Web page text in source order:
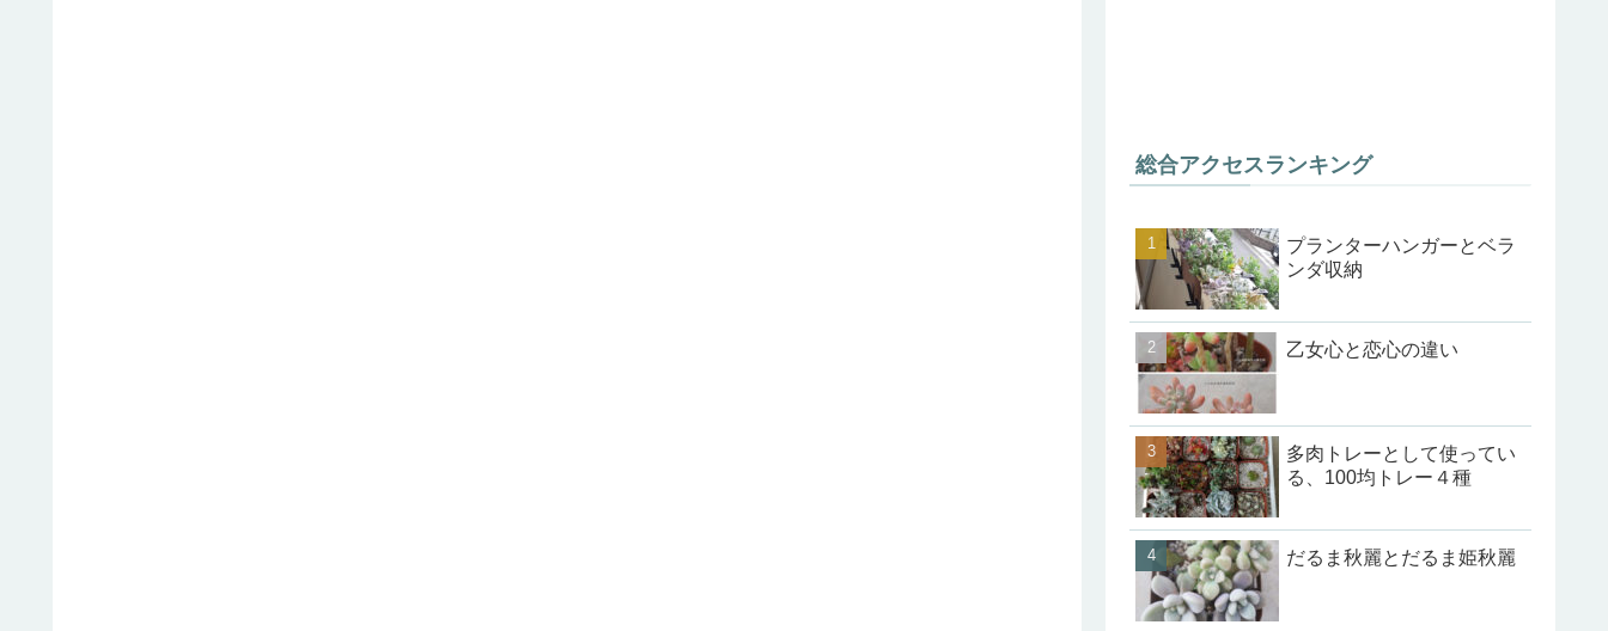
総合アクセスランキング
プランターハンガーとベラ
ンダ収納
乙女心と恋心の違い
多肉トレーとして使ってい
る、100均トレー４種
だるま秋麗とだるま姫秋麗